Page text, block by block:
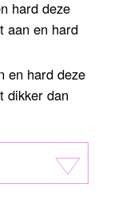
hard deze
aan en hard
en hard deze
dikker dan